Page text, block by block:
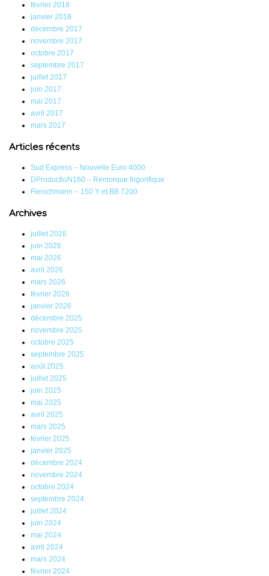
février 2018
janvier 2018
décembre 2017
novembre 2017
octobre 2017
septembre 2017
juillet 2017
juin 2017
mai 2017
avril 2017
mars 2017
Articles récents
Sud Express – Nouvelle Euro 4000
DProductioN160 – Remorque frigorifique
Fleischmann – 150 Y et BB 7200
Archives
juillet 2026
juin 2026
mai 2026
avril 2026
mars 2026
février 2026
janvier 2026
décembre 2025
novembre 2025
octobre 2025
septembre 2025
août 2025
juillet 2025
juin 2025
mai 2025
avril 2025
mars 2025
février 2025
janvier 2025
décembre 2024
novembre 2024
octobre 2024
septembre 2024
juillet 2024
juin 2024
mai 2024
avril 2024
mars 2024
février 2024